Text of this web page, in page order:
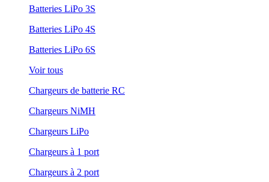
Batteries LiPo 3S
Batteries LiPo 4S
Batteries LiPo 6S
Voir tous
Chargeurs de batterie RC
Chargeurs NiMH
Chargeurs LiPo
Chargeurs à 1 port
Chargeurs à 2 port